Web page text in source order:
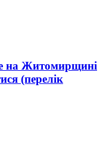
на Житомирщині
(перелік